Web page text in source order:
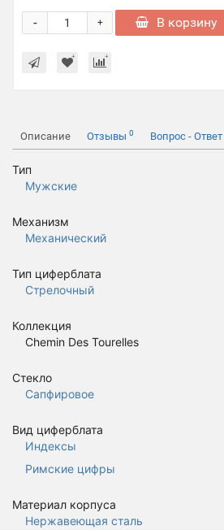
+
- В корзину
Описание Отзывы 0 Вопрос - Ответ
Тип
Мужские
Механизм
Механический
Тип циферблата
Стрелочный
Коллекция
Chemin Des Tourelles
Стекло
Сапфировое
Вид циферблата
Индексы
Римские цифры
Материал корпуса
Нержавеющая сталь